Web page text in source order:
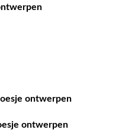
ontwerpen
ontwerpen